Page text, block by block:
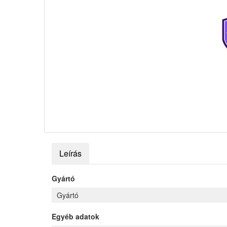
Leírás
Gyártó
Gyártó
Egyéb adatok